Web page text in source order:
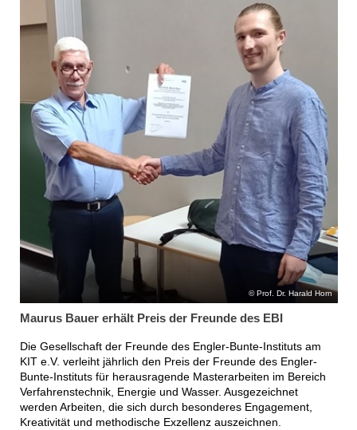
Prof. Dr. Harald Horn
Maurus Bauer erhält Preis der Freunde des EBI
Die Gesellschaft der Freunde des Engler-Bunte-Instituts am
KIT e.V. verleiht jährlich den Preis der Freunde des Engler-
Bunte-Instituts für herausragende Masterarbeiten im Bereich
Verfahrenstechnik, Energie und Wasser. Ausgezeichnet
werden Arbeiten, die sich durch besonderes Engagement,
Kreativität und methodische Exzellenz auszeichnen.